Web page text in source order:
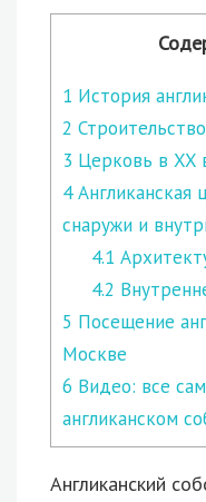
1 История
2
3 Церковь в XX
4Англиканская
снаружи и
4.1
4.2
5 Посещение
Москве
6 Видео: все
англиканском
Англиканский